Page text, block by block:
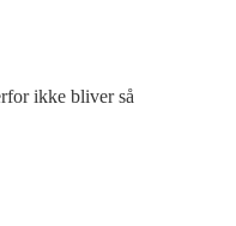
ikke bliver så